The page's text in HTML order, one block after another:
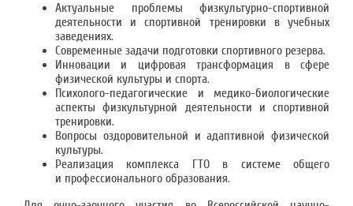
Актуальные проблемы физкультурно-спортивной
деятельности и спортивной тренировки в учебных
заведениях.
Современные задачи подготовки спортивного резерва.
Инновации и цифровая трансформация в сфере
физической культуры и спорта.
Психолого-педагогические и медико-биологические
аспекты физкультурной деятельности и спортивной
тренировки.
Вопросы оздоровительной и адаптивной физической
культуры.
Реализация комплекса ГТО в системе общего
и профессионального образования.